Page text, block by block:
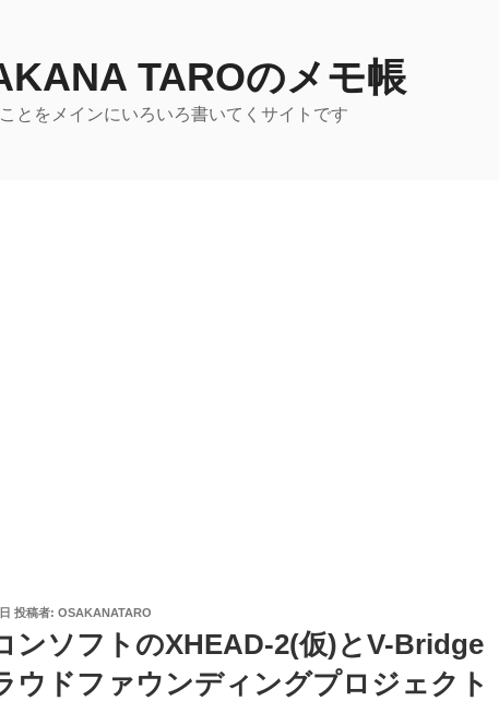
TAROのメモ帳
とをメインにいろいろ書いてくサイトです
投稿者: OSAKANATARO
ンソフトのXHEAD-2(仮)とV-Bridge
ウドファウンディングプロジェクト